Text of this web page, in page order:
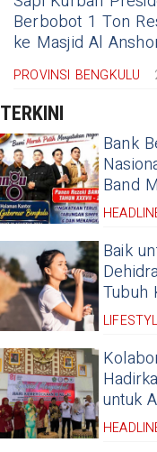
Berbobot 1 Ton
ke Masjid Al
PROVINSI BENGKULU
TERKINI
Bank
Band
Baik
Tubuh
untuk